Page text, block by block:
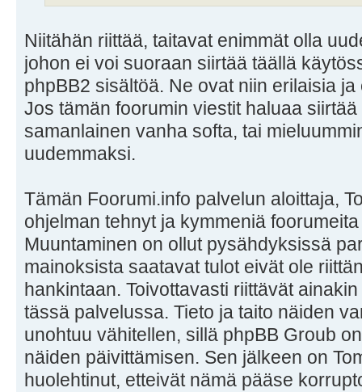
Niitähän riittää, taitavat enimmät olla
johon ei voi suoraan siirtää täällä
phpBB2 sisältöä. Ne ovat niin erilaisia
Jos tämän foorumin viestit haluaa
samanlainen vanha softa, tai
uudemmaksi.
Tämän Foorumi.info palvelun aloittaja,
ohjelman tehnyt ja kymmeniä
Muuntaminen on ollut pysähdyksissä
mainoksista saatavat tulot eivät ole
hankintaan. Toivottavasti riittävät
tässä palvelussa. Tieto ja taito näiden
unohtuu vähitellen, sillä phpBB Groub
näiden päivittämisen. Sen jälkeen on
huolehtinut, etteivät nämä pääse